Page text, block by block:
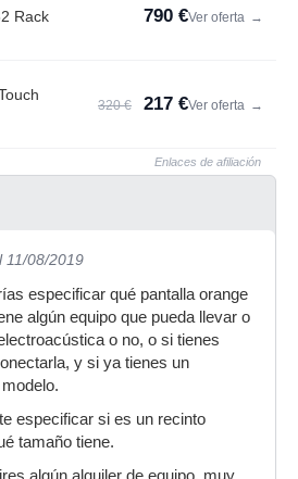
Rack 790 €Ver oferta →
320 € 217 €Ver oferta →
Enlaces de afiliación
11/08/2019
especificar qué pantalla orange
algún equipo que pueda llevar o
o no, o si tienes
y si ya tienes un
especificar si es un recinto
tamaño tiene.